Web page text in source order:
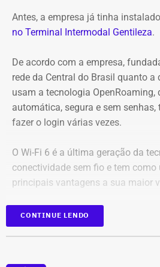
Captura de tela da publicação de André
representação de Alana Passos —
Na representação, Alana Passos
tratar de um deputado federal e
declarações extrapolam os limites
expressão e podem caracterizar,
artigos 286 e 287 do Código Penal,
respectivamente, de incitação ao
Antes, a empresa já tinha instalado
no Terminal Intermodal Gentileza.
De acordo com a empresa,
rede da Central do Brasil quanto a
usam a tecnologia OpenRoaming,
automática, segura e sem
fazer o login várias vezes.
O Wi-Fi 6 é a última geração da
conectividade sem fio e tem como
principais vantagens a sua maior
Com informações da coluna
CONTINUE LENDO